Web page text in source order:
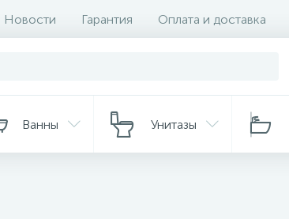
Новости Гарантия Оплата и доставка
Ванны Унитазы